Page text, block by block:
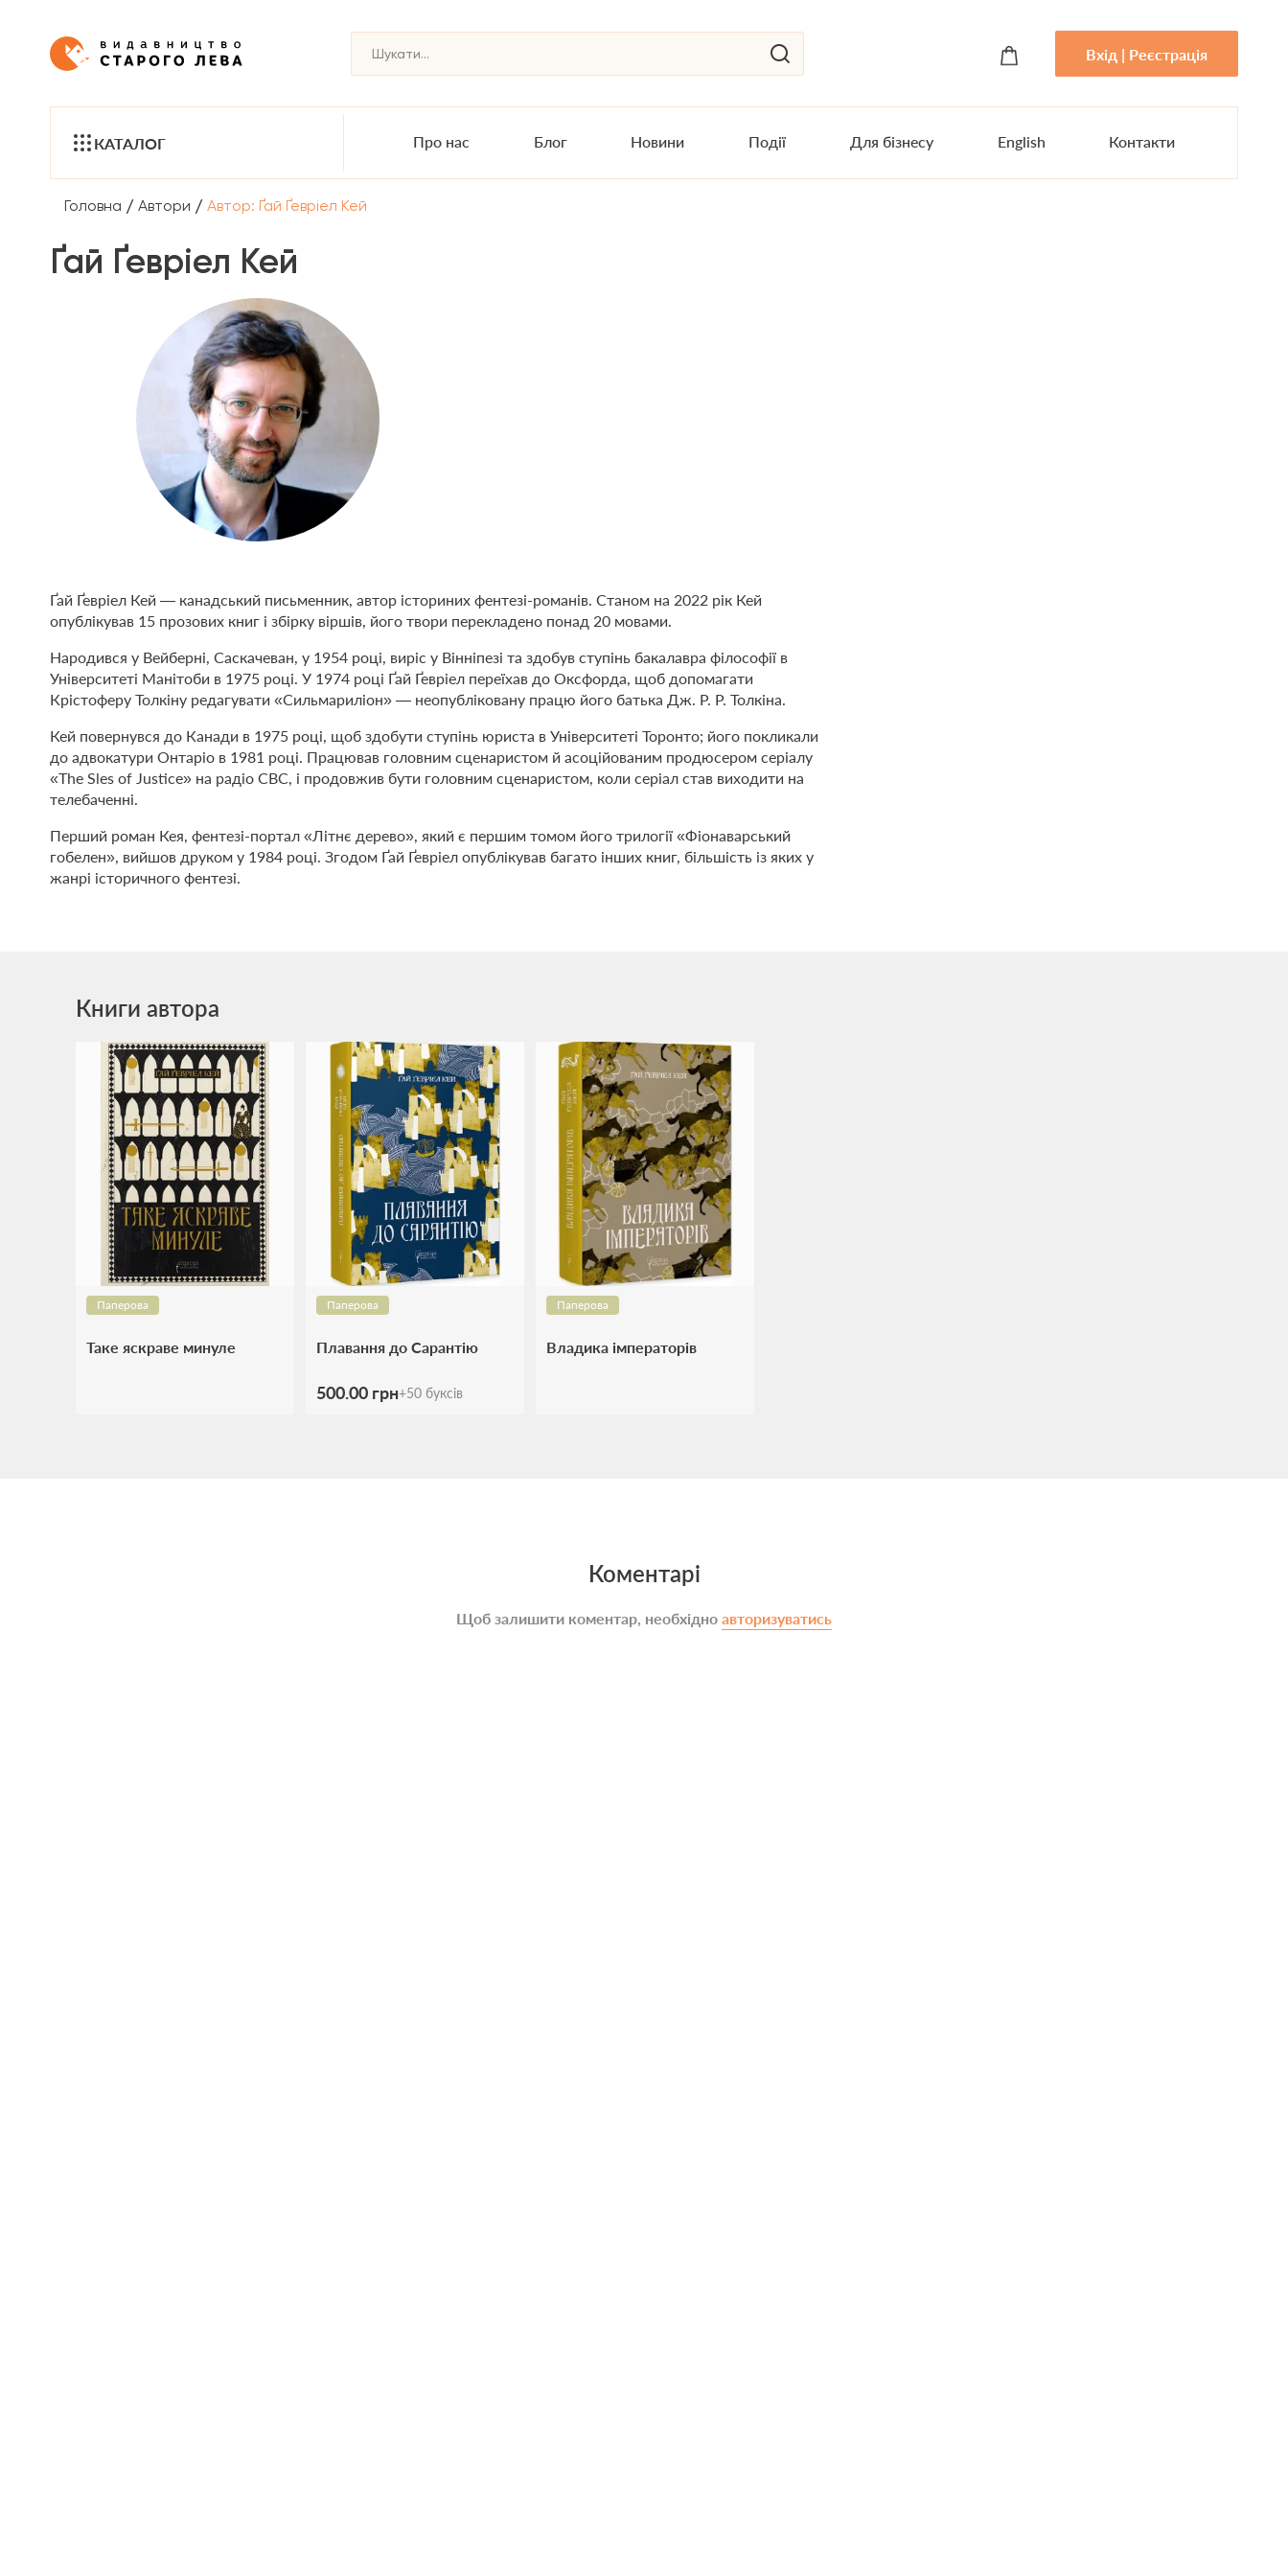
Вхід | Реєстрація
КАТАЛОГ Про нас Блог Новини Події Для бізнесу English Контакти
Головна / Автори / Автор: Ґай Ґевріел Кей
Ґай Ґевріел Кей
Ґай Ґевріел Кей — канадський письменник, автор істориних фентезі-романів. Станом на 2022 рік Кей
опублікував 15 прозових книг і збірку віршів, його твори перекладено понад 20 мовами.
Народився у Вейберні, Саскачеван, у 1954 році, виріс у Вінніпезі та здобув ступінь бакалавра філософії в
Університеті Манітоби в 1975 році. У 1974 році Ґай Ґевріел переїхав до Оксфорда, щоб допомагати
Крістоферу Толкіну редагувати «Сильмариліон» — неопубліковану працю його батька Дж. Р. Р. Толкіна.
Кей повернувся до Канади в 1975 році, щоб здобути ступінь юриста в Університеті Торонто; його покликали
до адвокатури Онтаріо в 1981 році. Працював головним сценаристом й асоційованим продюсером серіалу
«The Sles of Justice» на радіо CBC, і продовжив бути головним сценаристом, коли серіал став виходити на
телебаченні.
Перший роман Кея, фентезі-портал «Літнє дерево», який є першим томом його трилогії «Фіонаварський
гобелен», вийшов друком у 1984 році. Згодом Ґай Ґевріел опублікував багато інших книг, більшість із яких у
жанрі історичного фентезі.
Книги автора
Паперова
Таке яскраве минуле
Паперова
Плавання до Сарантію
500.00 грн+50 буксів
Паперова
Владика імператорів
Коментарі
Щоб залишити коментар, необхідно авторизуватись